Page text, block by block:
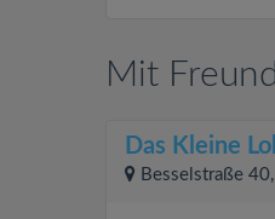
Mit
Das Kleine
Besselstraße